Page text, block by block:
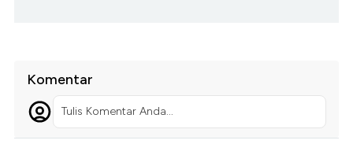
Komentar
Tulis Komentar Anda...